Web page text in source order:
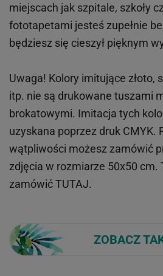
miejscach jak szpitale, szkoły
fototapetami jesteś zupełnie
będziesz się cieszył pięknym
Uwaga! Kolory imitujące złoto,
itp. nie są drukowane tuszami
brokatowymi. Imitacja tych
uzyskana poprzez druk CMYK.
wątpliwości możesz zamówić
zdjęcia w rozmiarze 50x50 cm.
zamówićTUTAJ.
ZOBACZ